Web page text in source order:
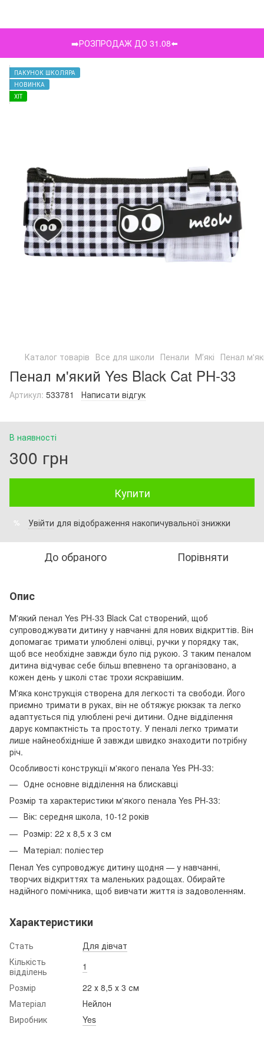
➡️РОЗПРОДАЖ ДО 31.08⬅️
ПАКУНОК ШКОЛЯРА
НОВИНКА
ХІТ
Каталог товарів Все для школи Пенали Мʼякі Пенал
Пенал м'який Yes Black Cat PH-33
Артикул: 533781 Написати відгук
В наявності
300 грн
Купити
% Увійти для відображення накопичувальної знижки
До обраного Порівняти
Опис
М'який пенал Yes PH-33 Black Cat створений, щоб
супроводжувати дитину у навчанні для нових відкриттів. Він
допомагає тримати улюблені олівці, ручки у порядку так,
щоб все необхідне завжди було під рукою. З таким пеналом
дитина відчуває себе більш впевнено та організовано, а
кожен день у школі стає трохи яскравішим.
М'яка конструкція створена для легкості та свободи. Його
приємно тримати в руках, він не обтяжує рюкзак та легко
адаптується під улюблені речі дитини. Одне відділення
дарує компактність та простоту. У пеналі легко тримати
лише найнеобхідніше й завжди швидко знаходити потрібну
річ.
Особливості конструкції м'якого пенала Yes PH-33:
Одне основне відділення на блискавці
Розмір та характеристики м'якого пенала Yes PH-33:
Вік: середня школа, 10-12 років
Розмір: 22 х 8,5 х 3 см
Матеріал: поліестер
Пенал Yes супроводжує дитину щодня — у навчанні,
творчих відкриттях та маленьких радощах. Обирайте
надійного помічника, щоб вивчати життя із задоволенням.
Характеристики
Стать
Для дівчат
Кількість
відділень
1
Розмір
22 х 8,5 х 3 см
Матеріал
Нейлон
Виробник
Yes